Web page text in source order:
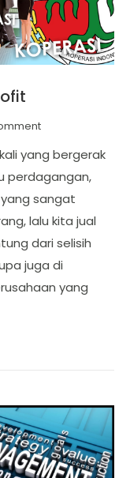
yang bergerak
perdagangan,
sangat
lalu kita jual
dari selisih
juga di
yang